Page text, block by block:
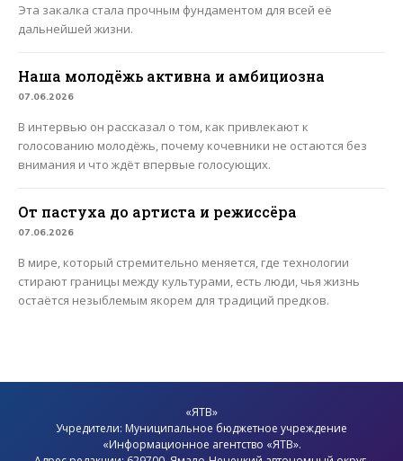
Эта закалка стала прочным фундаментом для всей её
дальнейшей жизни.
Наша молодёжь активна и амбициозна
07.06.2026
В интервью он рассказал о том, как привлекают к
голосованию молодёжь, почему кочевники не остаются без
внимания и что ждёт впервые голосующих.
От пастуха до артиста и режиссёра
07.06.2026
В мире, который стремительно меняется, где технологии
стирают границы между культурами, есть люди, чья жизнь
остаётся незыблемым якорем для традиций предков.
«ЯТВ»
Учредители: Муниципальное бюджетное учреждение
«Информационное агентство «ЯТВ».